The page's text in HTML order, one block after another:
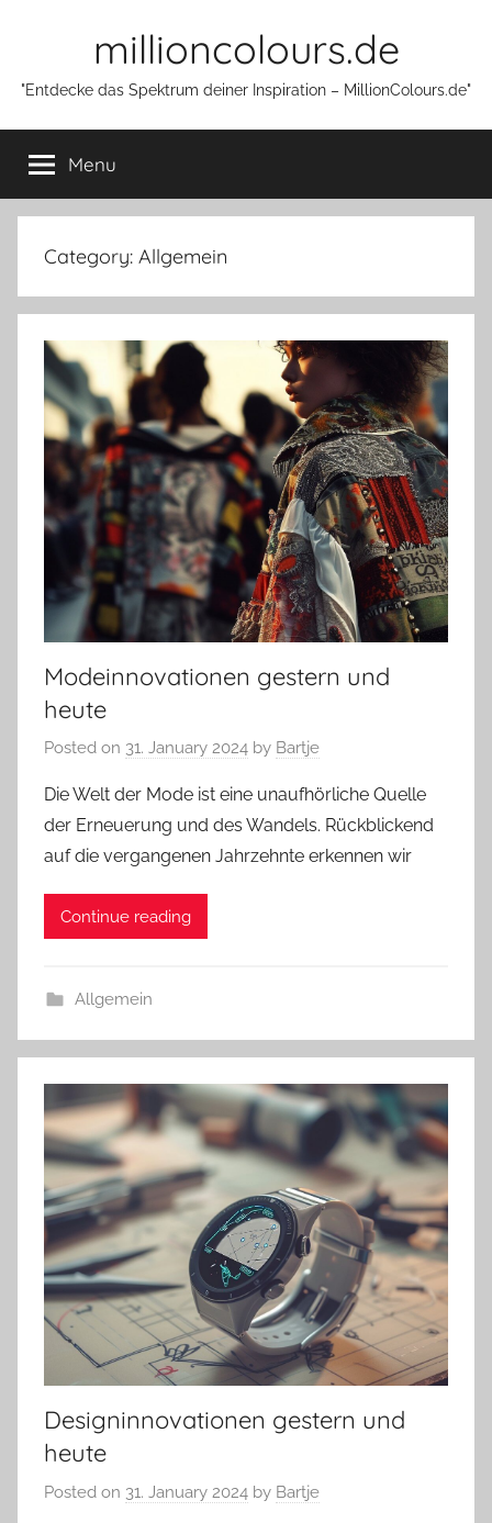
millioncolours.de
"Entdecke das Spektrum deiner Inspiration – MillionColours.de"
Menu
Category: Allgemein
Modeinnovationen gestern und
heute
Posted on 31. January 2024 by Bartje
Die Welt der Mode ist eine unaufhörliche Quelle
der Erneuerung und des Wandels. Rückblickend
auf die vergangenen Jahrzehnte erkennen wir
Continue reading
Allgemein
Designinnovationen gestern und
heute
Posted on 31. January 2024 by Bartje